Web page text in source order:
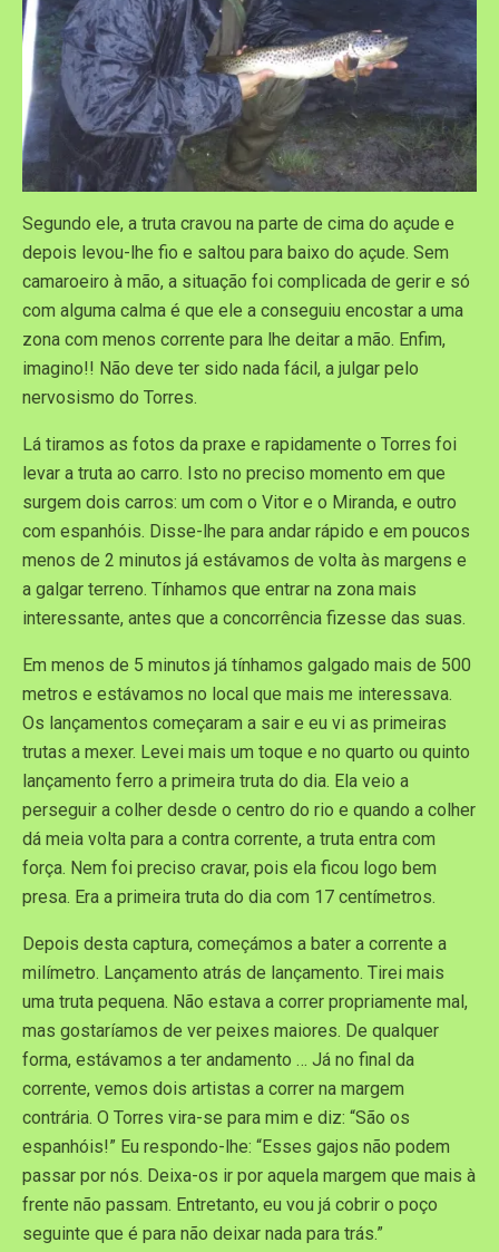
Segundo ele, a truta cravou na parte de cima do açude e
depois levou-lhe fio e saltou para baixo do açude. Sem
camaroeiro à mão, a situação foi complicada de gerir e só
com alguma calma é que ele a conseguiu encostar a uma
zona com menos corrente para lhe deitar a mão. Enfim,
imagino!! Não deve ter sido nada fácil, a julgar pelo
nervosismo do Torres.
Lá tiramos as fotos da praxe e rapidamente o Torres foi
levar a truta ao carro. Isto no preciso momento em que
surgem dois carros: um com o Vitor e o Miranda, e outro
com espanhóis. Disse-lhe para andar rápido e em poucos
menos de 2 minutos já estávamos de volta às margens e
a galgar terreno. Tínhamos que entrar na zona mais
interessante, antes que a concorrência fizesse das suas.
Em menos de 5 minutos já tínhamos galgado mais de 500
metros e estávamos no local que mais me interessava.
Os lançamentos começaram a sair e eu vi as primeiras
trutas a mexer. Levei mais um toque e no quarto ou quinto
lançamento ferro a primeira truta do dia. Ela veio a
perseguir a colher desde o centro do rio e quando a colher
dá meia volta para a contra corrente, a truta entra com
força. Nem foi preciso cravar, pois ela ficou logo bem
presa. Era a primeira truta do dia com 17 centímetros.
Depois desta captura, começámos a bater a corrente a
milímetro. Lançamento atrás de lançamento. Tirei mais
uma truta pequena. Não estava a correr propriamente mal,
mas gostaríamos de ver peixes maiores. De qualquer
forma, estávamos a ter andamento … Já no final da
corrente, vemos dois artistas a correr na margem
contrária. O Torres vira-se para mim e diz: “São os
espanhóis!” Eu respondo-lhe: “Esses gajos não podem
passar por nós. Deixa-os ir por aquela margem que mais à
frente não passam. Entretanto, eu vou já cobrir o poço
seguinte que é para não deixar nada para trás.”